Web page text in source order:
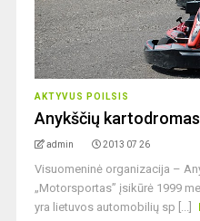
AKTYVUS POILSIS
Anykščių kartodromas
admin 2013 07 26
Visuomeninė organizacija –
„Motorsportas” įsikūrė 1999
yra lietuvos automobilių sp [...]